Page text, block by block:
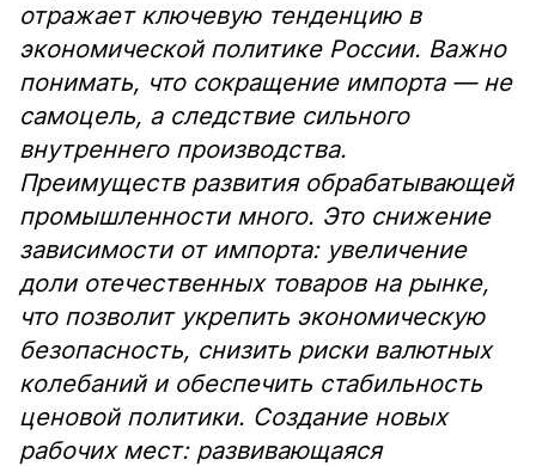
отражает ключевую тенденцию в
экономической политике России. Важно
понимать, что сокращение импорта — не
самоцель, а следствие сильного
внутреннего производства.
Преимуществ развития обрабатывающей
промышленности много. Это снижение
зависимости от импорта: увеличение
доли отечественных товаров на рынке,
что позволит укрепить экономическую
безопасность, снизить риски валютных
колебаний и обеспечить стабильность
ценовой политики. Создание новых
рабочих мест: развивающаяся